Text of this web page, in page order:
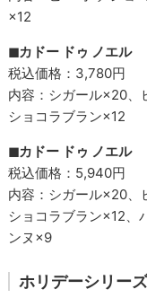
×12
◼︎カドー ドゥ ノエル
税込価格：3,780円
内容：シガール×20、
ショコラブラン×12
◼︎カドー ドゥ ノエル
税込価格：5,940円
内容：シガール×20、
ショコラブラン×12、
ンヌ×9
ホリデーシリー